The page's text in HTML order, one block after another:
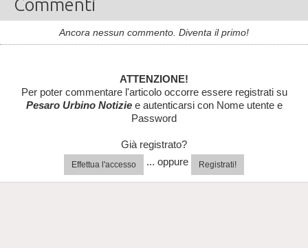
Commenti
Ancora nessun commento. Diventa il primo!
ATTENZIONE!
Per poter commentare l'articolo occorre essere registrati su
Pesaro Urbino Notiziee autenticarsi con Nome utente e
Password
Già registrato?
Effettua l'accesso ... oppure Registrati!